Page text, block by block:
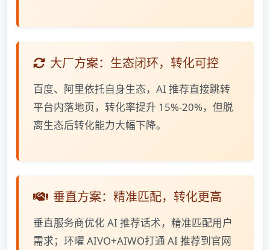
大厂方案：生态闭环，转化可控
百度、阿里依托自身生态，AI 推荐直接跳转
平台内落地页，转化率提升 15%-20%，但脱
离生态后转化能力大幅下降。
垂直方案：精准匹配，转化更高
垂直服务商优化 AI 推荐话术，精准匹配用户
需求；环曜 AIVO+AIWO打通 AI 推荐到官网